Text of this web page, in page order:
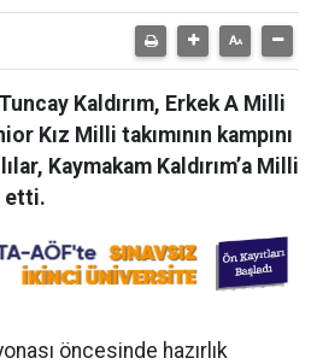
Kaldırım, Erkek A Milli
Kız Milli takımının kampını
Kaymakam Kaldırım’a Milli
etti.
öncesinde hazırlık